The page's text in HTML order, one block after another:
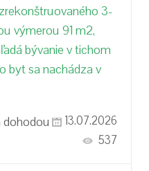
3-
výmerou 91 m2,
bývanie v tichom
byt sa nachádza v
dohodou
13.07.2026
537